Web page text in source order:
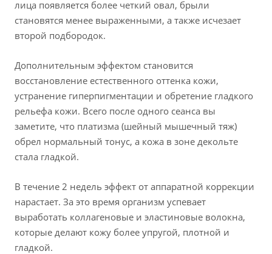
лица появляется более четкий овал, брыли
становятся менее выраженными, а также исчезает
второй подбородок.
Дополнительным эффектом становится
восстановление естественного оттенка кожи,
устранение гиперпигментации и обретение гладкого
рельефа кожи. Всего после одного сеанса вы
заметите, что платизма (шейный мышечный тяж)
обрел нормальный тонус, а кожа в зоне декольте
стала гладкой.
В течение 2 недель эффект от аппаратной коррекции
нарастает. За это время организм успевает
выработать коллагеновые и эластиновые волокна,
которые делают кожу более упругой, плотной и
гладкой.